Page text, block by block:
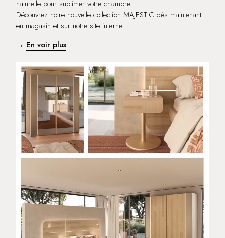
naturelle pour sublimer votre chambre.
Découvrez notre nouvelle collection MAJESTIC dès maintenant
en magasin et sur notre site internet.
→ En voir plus